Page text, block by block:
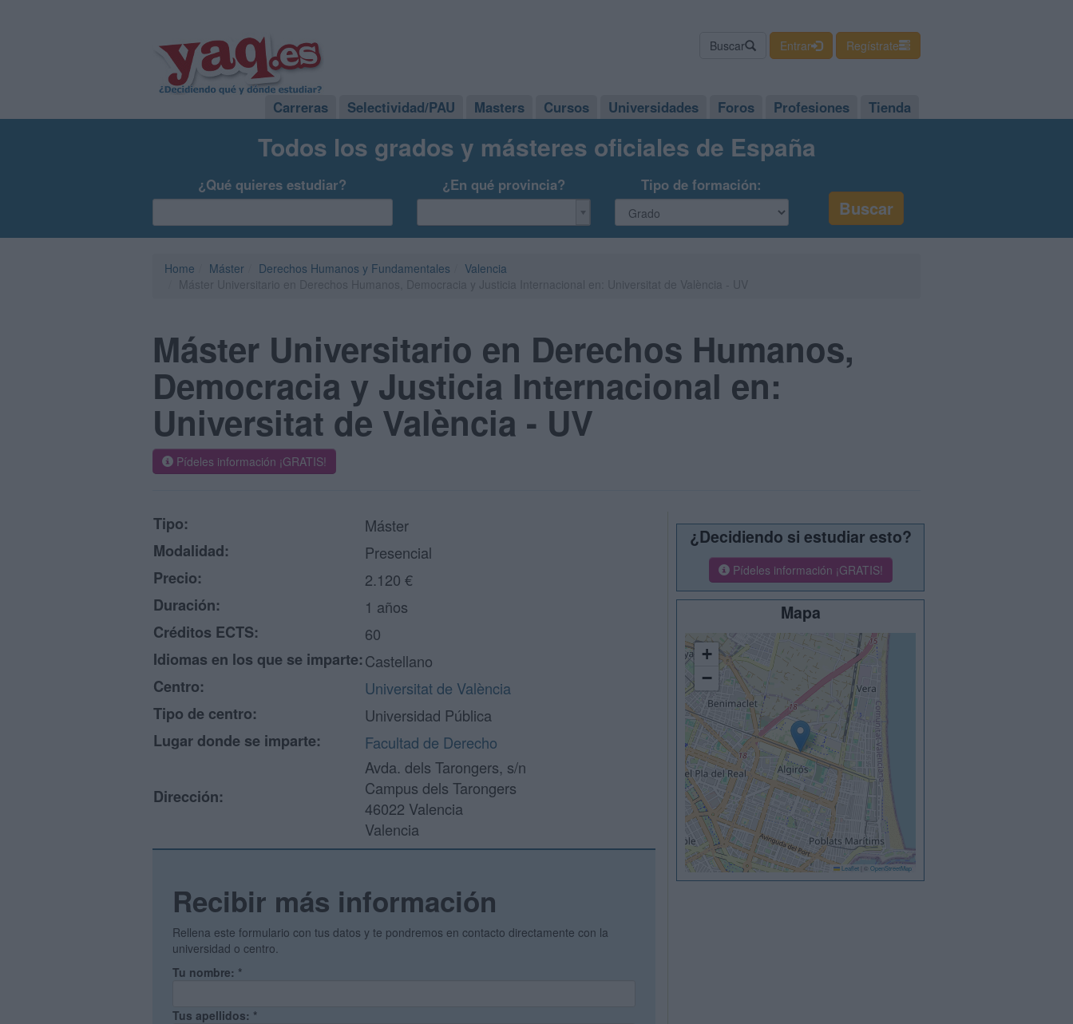
Buscar Entrar Regístrate
Carreras Selectividad/PAU Masters Cursos Universidades Foros Profesiones Tienda
Todos los grados y másteres oficiales de España
¿Qué quieres estudiar? ¿En qué provincia? Tipo de formación:
Home Máster Derechos Humanos y Fundamentales
Valencia
Máster Universitario en Derechos Humanos,
Democracia y Justicia Internacional en:
Universitat de València - UV
Pídeles información ¡GRATIS!
Tipo:
Máster
Modalidad:
Presencial
Precio:
2.120 €
Duración:
1 años
Créditos ECTS:
60
Idiomas en los que se imparte:Castellano
Centro:
Universitat de València
Tipo de centro:
Universidad Pública
Lugar donde se imparte:
Facultad de Derecho
Dirección:
Avda. dels Tarongers, s/n
Campus dels Tarongers
46022 Valencia
Valencia
Recibir más información
Rellena este formulario con tus datos y te pondremos en contacto directamente con la
universidad o centro.
Tu nombre: *
Tus apellidos: *
¿Decidiendo si estudiar esto?
Pídeles información ¡GRATIS!
Mapa
+
−
Leaflet © OpenStreetMap